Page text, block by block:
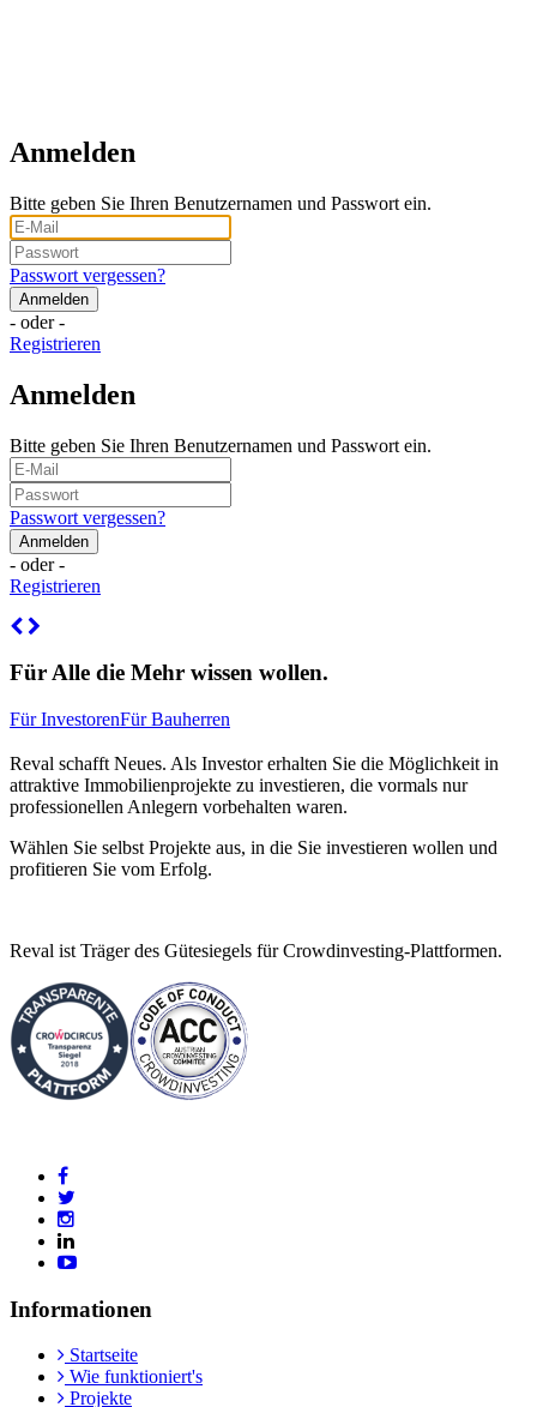
Anmelden
Bitte geben Sie Ihren Benutzernamen und Passwort ein.
Passwort vergessen?
- oder -
Registrieren
Anmelden
Bitte geben Sie Ihren Benutzernamen und Passwort ein.
Passwort vergessen?
- oder -
Registrieren
Für Alle die Mehr wissen wollen.
Für InvestorenFür Bauherren
Reval schafft Neues. Als Investor erhalten Sie die Möglichkeit in
attraktive Immobilienprojekte zu investieren, die vormals nur
professionellen Anlegern vorbehalten waren.
Wählen Sie selbst Projekte aus, in die Sie investieren wollen und
profitieren Sie vom Erfolg.
Reval ist Träger des Gütesiegels für Crowdinvesting-Plattformen.
Informationen
Startseite
Wie funktioniert's
Projekte